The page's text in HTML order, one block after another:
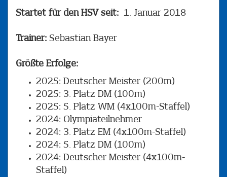
Startet für den HSV seit: 1. Januar 2018
Trainer: Sebastian Bayer
Größte Erfolge:
2025: Deutscher Meister (200m)
2025: 3. Platz DM (100m)
2025: 5. Platz WM (4x100m-Staffel)
2024: Olympiateilnehmer
2024: 3. Platz EM (4x100m-Staffel)
2024: 5. Platz DM (100m)
2024: Deutscher Meister (4x100m-
Staffel)